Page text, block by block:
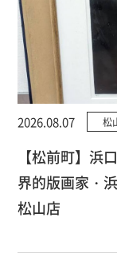
2026.08.07 松
【松前町】浜
界的版画家・
松山店